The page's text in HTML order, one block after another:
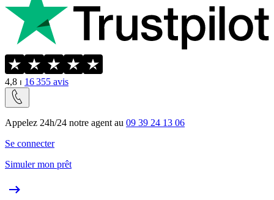
4,8 ⏐ 16 355 avis
Appelez 24h/24 notre agent au 09 39 24 13 06
Se connecter
Simuler mon prêt